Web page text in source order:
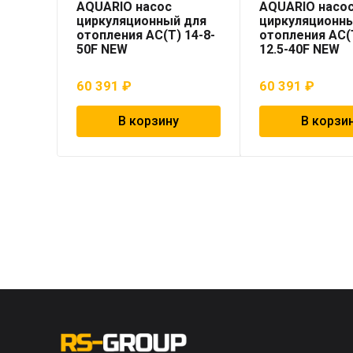
AQUARIO насос
циркуляционный для
отопления AC(T) 14-8-
50F NEW
60 391 ₽
В корзину
AQUARIO
отопления
12.5-40F NEW
60 391₽
В